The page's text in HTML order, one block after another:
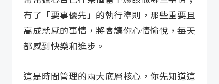
有了「要事優先」的執行準則，那些重要且
高成就感的事情，將會讓你心情愉悅，每天
都感到快樂和進步。
這是時間管理的兩大底層核心，你先知道這